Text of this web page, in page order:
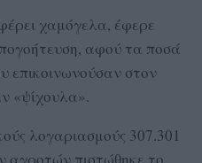
χαμόγελα, έφερε
αφού τα ποσά
επικοινωνούσαν στον
«ψίχουλα».
λογαριασμούς 307.301
αγροτών πιστώθηκε το